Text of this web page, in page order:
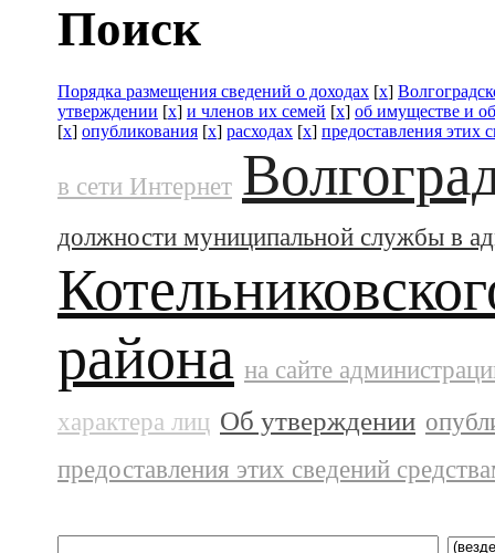
Поиск
Порядка размещения сведений о доходах [x]
утверждении [x] и членов их семей [x] об имуществе и
[x] опубликования [x] расходах [x] предоставления этих
в сети Интернет
должности муниципальной службы в
района на сайте
характера лиц Об утверждении
предоставления этих сведений